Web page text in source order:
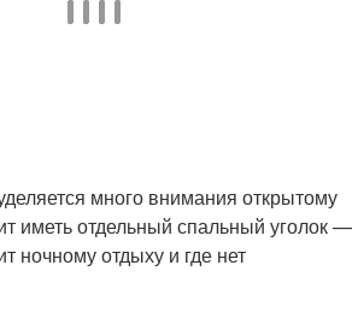
много внимания открытому
иметь отдельный спальный уголок —
ночному отдыху и где нет